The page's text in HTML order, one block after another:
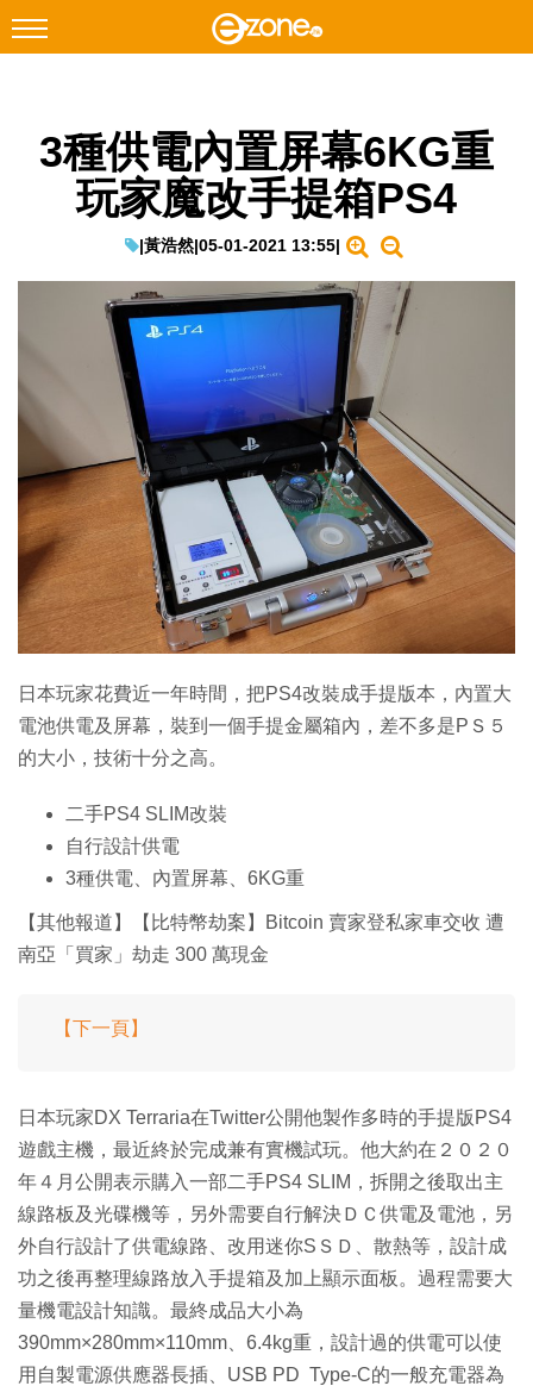
Facebook Instagram
科技焦點
遊戲動漫
EduTech
IT Times
生成式AI與雲端應用
Enterprise Digital Transformation
特集
3種供電內置屏幕6KG重
玩家魔改手提箱PS4
|黃浩然|05-01-2021 13:55|
日本玩家花費近一年時間，把PS4改裝成手提版本，內置大
電池供電及屏幕，裝到一個手提金屬箱內，差不多是PＳ５
的大小，技術十分之高。
二手PS4 SLIM改裝
自行設計供電
3種供電、內置屏幕、6KG重
【其他報道】【比特幣劫案】Bitcoin 賣家登私家車交收 遭
南亞「買家」劫走 300 萬現金
【下一頁】
日本玩家DX Terraria在Twitter公開他製作多時的手提版PS4
遊戲主機，最近終於完成兼有實機試玩。他大約在２０２０
年４月公開表示購入一部二手PS4 SLIM，拆開之後取出主
線路板及光碟機等，另外需要自行解決ＤＣ供電及電池，另
外自行設計了供電線路、改用迷你SＳＤ、散熱等，設計成
功之後再整理線路放入手提箱及加上顯示面板。過程需要大
量機電設計知識。最終成品大小為
390mm×280mm×110mm、6.4kg重，設計過的供電可以使
用自製電源供應器長插、USB PD Type-C的一般充電器為